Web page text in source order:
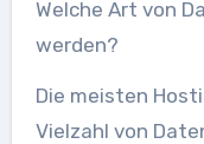
Welche Art von
werden?
Die meisten
Vielzahl von